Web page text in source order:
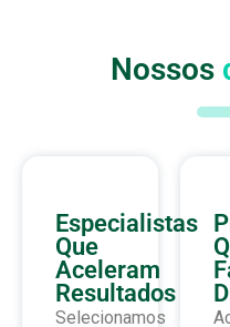
Nossos
Especialistas
Que
Aceleram
Resultados
Selecionamos